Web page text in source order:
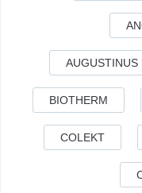
AUGUSTINUS
BIOTHERM
COLEKT